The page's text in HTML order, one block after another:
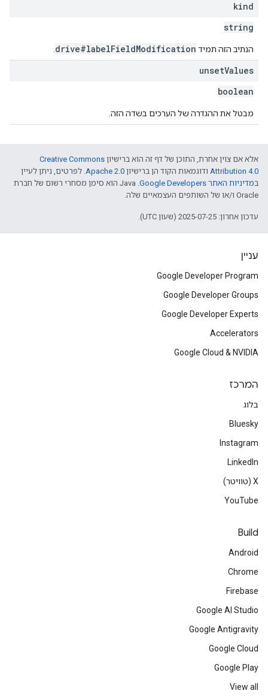
kind
string
הנתיב הזה תמיד drive#labelFieldModification
unsetValues
boolean
מבטל את ההגדרה של הערכים בשדה הזה.
אלא אם צוין אחרת, התוכן של דף זה הוא ברישיון Creative Commons
Attribution 4.0 ודוגמאות הקוד הן ברישיון Apache 2.0. לפרטים, ניתן לעיין
במדיניות האתר Google Developers‏
.‏ Java הוא סימן מסחרי רשום של חברת
Oracle ו/או של השותפים העצמאיים שלה.
עדכון אחרון: 2025-07-25 (שעון UTC).
עניין
Google Developer Program
Google Developer Groups
Google Developer Experts
Accelerators
Google Cloud & NVIDIA
המרכז
בלוג
Bluesky
Instagram
LinkedIn
‫X (טוויטר)
YouTube
Build
Android
Chrome
Firebase
Google AI Studio
Google Antigravity
Google Cloud
Google Play
View all